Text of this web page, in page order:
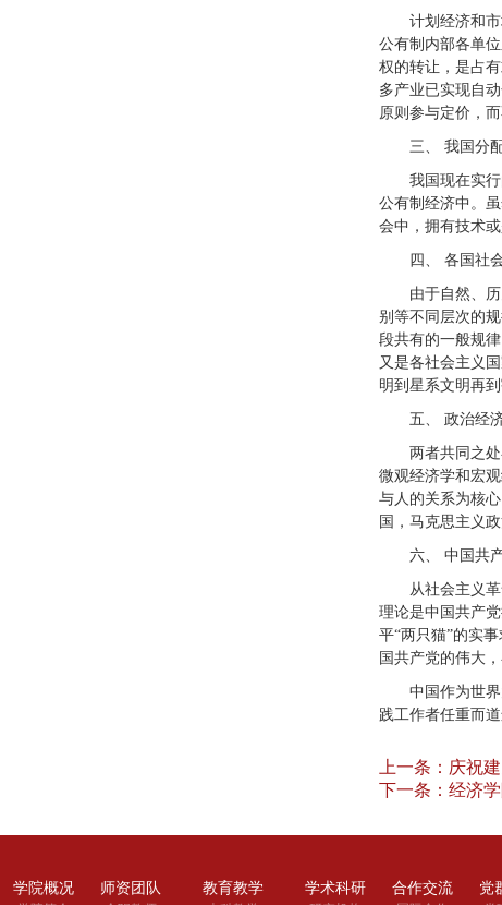
计划经济和
公有制内部各单
权的转让，是占
多产业已实现自
原则参与定价，
三、 我国分
我国现在实
公有制经济中。
会中，拥有技术
四、 各国社
由于自然、
别等不同层次的
段共有的一般规
又是各社会主义
明到星系文明再
五、 政治经
两者共同之
微观经济学和宏
与人的关系为核
国，马克思主义
六、 中国共
从社会主义
理论是中国共产
平“两只猫”的实
国共产党的伟大
中国作为世
践工作者任重而道
上一条： 庆祝
下一条： 经济
学院概况 师资团队 教育教学 学术科研 合作交流 党